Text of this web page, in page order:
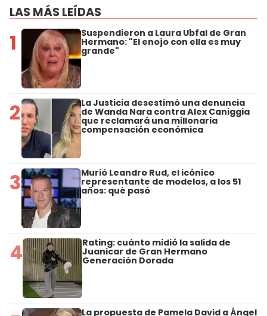
LAS MÁS LEÍDAS
1 Suspendieron a Laura Ubfal de Gran
Hermano: "El enojo con ella es muy
grande"
2 La Justicia desestimó una denuncia
de Wanda Nara contra Alex Caniggia
que reclamará una millonaria
compensación económica
3 Murió Leandro Rud, el icónico
representante de modelos, a los 51
años: qué pasó
4 Rating: cuánto midió la salida de
Juanicar de Gran Hermano
Generación Dorada
La propuesta de Pamela David a Ángel